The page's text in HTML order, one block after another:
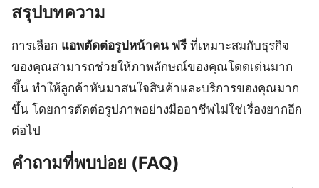
สรุปบทความ
การเลือก แอพตัดต่อรูปหน้าคน ฟรีที่เหมาะสมกับธุรกิจ
ของคุณสามารถช่วยให้ภาพลักษณ์ของคุณโดดเด่นมาก
ขึ้น ทำให้ลูกค้าหันมาสนใจสินค้าและบริการของคุณมาก
ขึ้น โดยการตัดต่อรูปภาพอย่างมืออาชีพไม่ใช่เรื่องยากอีก
ต่อไป
คำถามที่พบบ่อย (FAQ)